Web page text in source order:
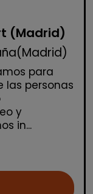
(Madrid)
para
las personas
y
in...